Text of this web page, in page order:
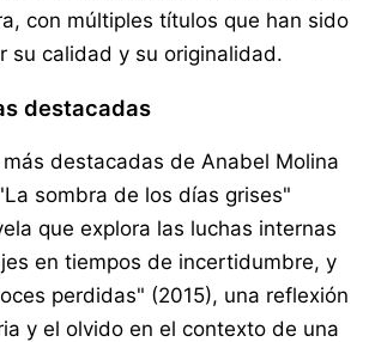
con múltiples títulos que han sido
su calidad y su originalidad.
destacadas
destacadas de Anabel Molina
sombra de los días grises"
que explora las luchas internas
en tiempos de incertidumbre, y
perdidas" (2015), una reflexión
y el olvido en el contexto de una